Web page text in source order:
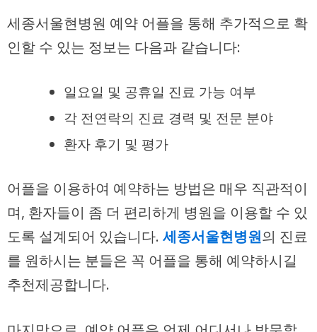
세종서울현병원 예약 어플을 통해 추가적으로 확
인할 수 있는 정보는 다음과 같습니다:
일요일 및 공휴일 진료 가능 여부
각 전연락의 진료 경력 및 전문 분야
환자 후기 및 평가
어플을 이용하여 예약하는 방법은 매우 직관적이
며, 환자들이 좀 더 편리하게 병원을 이용할 수 있
도록 설계되어 있습니다. 세종서울현병원의 진료
를 원하시는 분들은 꼭 어플을 통해 예약하시길
추천제공합니다.